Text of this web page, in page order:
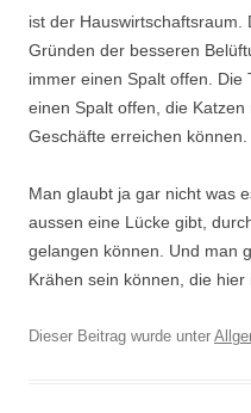
ist der Hauswirtschaftsraum.
Gründen der besseren
immer einen Spalt offen. Die
einen Spalt offen, die
Geschäfte erreichen können.
Man glaubt ja gar nicht was
aussen eine Lücke gibt,
gelangen können. Und man
Krähen sein können, die hier
Dieser Beitrag wurde unter